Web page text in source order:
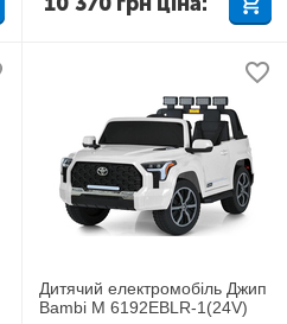
Дитячий електромобіль Джип
Bambi M 6192EBLR-1(24V)